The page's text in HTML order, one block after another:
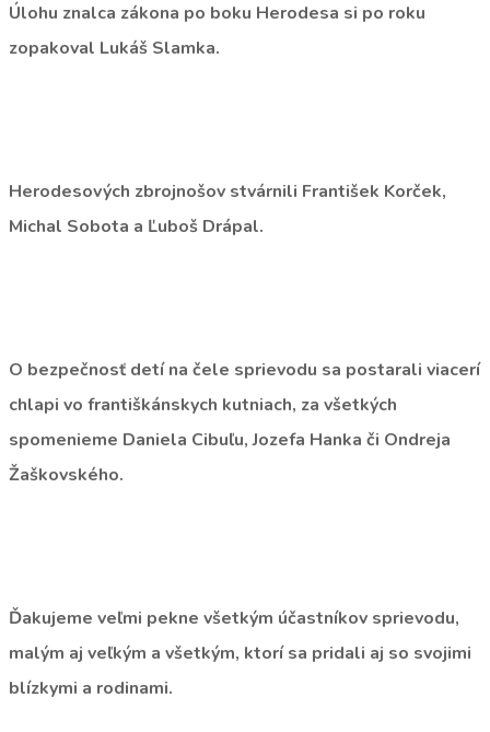
Úlohu znalca zákona po boku Herodesa si po roku
zopakoval Lukáš Slamka.
Herodesových zbrojnošov stvárnili František Korček,
Michal Sobota a Ľuboš Drápal.
O bezpečnosť detí na čele sprievodu sa postarali viacerí
chlapi vo františkánskych kutniach, za všetkých
spomenieme Daniela Cibuľu, Jozefa Hanka či Ondreja
Žaškovského.
Ďakujeme veľmi pekne všetkým účastníkov sprievodu,
malým aj veľkým a všetkým, ktorí sa pridali aj so svojimi
blízkymi a rodinami.